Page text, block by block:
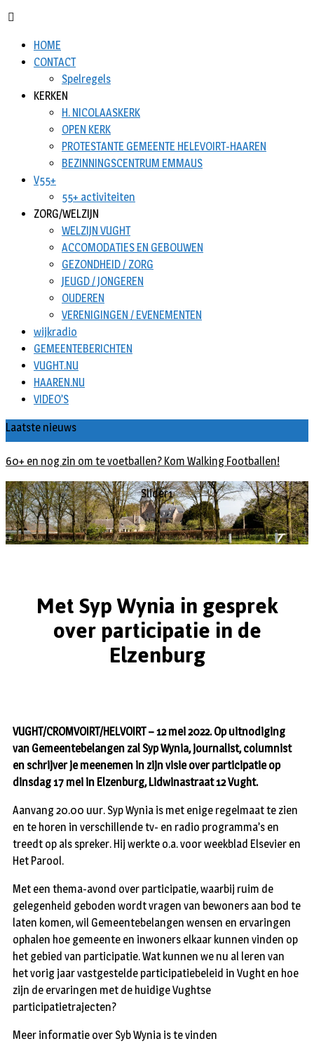
HOME
CONTACT
Spelregels
KERKEN
H. NICOLAASKERK
OPEN KERK
PROTESTANTE GEMEENTE HELEVOIRT-HAAREN
BEZINNINGSCENTRUM EMMAUS
V55+
55+ activiteiten
ZORG/WELZIJN
WELZIJN VUGHT
ACCOMODATIES EN GEBOUWEN
GEZONDHEID / ZORG
JEUGD / JONGEREN
OUDEREN
VERENIGINGEN / EVENEMENTEN
wijkradio
GEMEENTEBERICHTEN
VUGHT.NU
HAAREN.NU
VIDEO’S
Laatste nieuws
60+ en nog zin om te voetballen? Kom Walking Footballen!
Slider1
Met Syp Wynia in gesprek
over participatie in de
Elzenburg
VUGHT/CROMVOIRT/HELVOIRT – 12 mei 2022. Op uitnodiging
van Gemeentebelangen zal Syp Wynia, journalist, columnist
en schrijver je meenemen in zijn visie over participatie op
dinsdag 17 mei in Elzenburg, Lidwinastraat 12 Vught.
Aanvang 20.00 uur. Syp Wynia is met enige regelmaat te zien
en te horen in verschillende tv- en radio programma’s en
treedt op als spreker. Hij werkte o.a. voor weekblad Elsevier en
Het Parool.
Met een thema-avond over participatie, waarbij ruim de
gelegenheid geboden wordt vragen van bewoners aan bod te
laten komen, wil Gemeentebelangen wensen en ervaringen
ophalen hoe gemeente en inwoners elkaar kunnen vinden op
het gebied van participatie. Wat kunnen we nu al leren van
het vorig jaar vastgestelde participatiebeleid in Vught en hoe
zijn de ervaringen met de huidige Vughtse
participatietrajecten?
Meer informatie over Syb Wynia is te vinden